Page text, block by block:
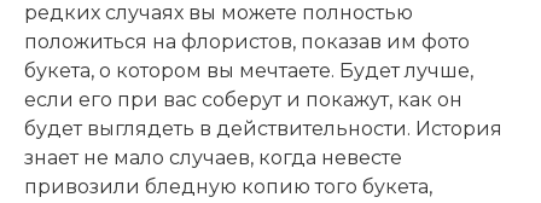
редких случаях вы можете полностью
положиться на флористов, показав им фото
букета, о котором вы мечтаете. Будет лучше,
если его при вас соберут и покажут, как он
будет выглядеть в действительности. История
знает не мало случаев, когда невесте
привозили бледную копию того букета,